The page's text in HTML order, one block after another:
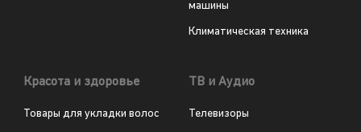
машины
Климатическая техника
Красота и здоровье
Товары для укладки волос
ТВ и Аудио
Телевизоры